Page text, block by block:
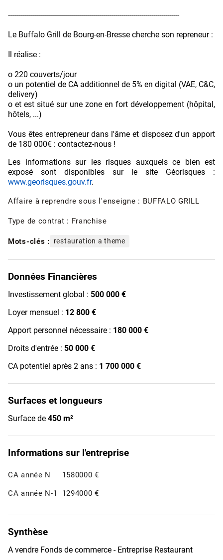
--------------------------------------------------------------------------------------
Le Buffalo Grill de Bourg-en-Bresse cherche son repreneur :
Il réalise :
o 220 couverts/jour
o un potentiel de CA additionnel de 5% en digital (VAE, C&C,
delivery)
o et est situé sur une zone en fort développement (hôpital,
hôtels, ...)
Vous êtes entrepreneur dans l'âme et disposez d'un apport
de 180 000€ : contactez-nous !
Les informations sur les risques auxquels ce bien est
exposé sont disponibles sur le site Géorisques :
www.georisques.gouv.fr.
Affaire à reprendre sous l'enseigne : BUFFALO GRILL
Type de contrat : Franchise
Mots-clés : restauration a theme
Données Financières
Investissement global : 500 000 €
Loyer mensuel : 12 800 €
Apport personnel nécessaire : 180 000 €
Droits d'entrée : 50 000 €
CA potentiel après 2 ans : 1 700 000 €
Surfaces et longueurs
Surface de 450 m²
Informations sur l'entreprise
CA année N 1580000 €
CA année N-1 1294000 €
Synthèse
A vendre Fonds de commerce - Entreprise Restaurant